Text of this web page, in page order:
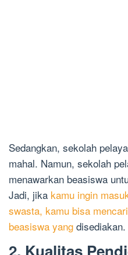
Sedangkan, sekolah
mahal. Namun, sekolah
menawarkan beasiswa
Jadi, jika kamu ingin
swasta, kamu bisa
beasiswa yang disediakan.